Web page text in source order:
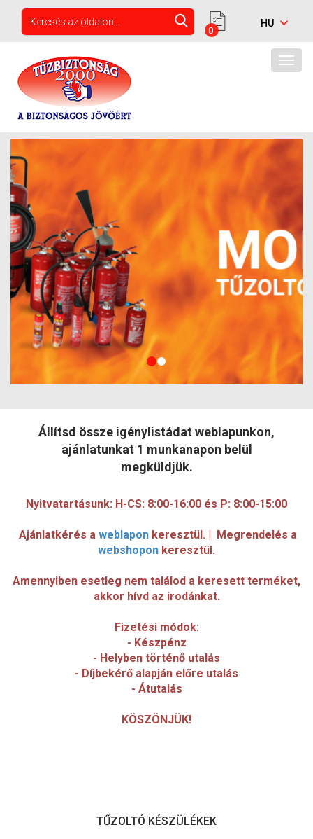
0
Állítsd össze igénylistádat weblapunkon,
ajánlatunkat 1 munkanapon belül
megküldjük.
Nyitvatartásunk: H-CS: 8:00-16:00 és P: 8:00-15:00
Ajánlatkérés a weblapon keresztül. | Megrendelés a
webshopon keresztül.
Amennyiben esetleg nem találod a keresett terméket,
akkor hívd az irodánkat.
Fizetési módok:
- Készpénz
- Helyben történő utalás
- Díjbekérő alapján előre utalás
- Átutalás
KÖSZÖNJÜK!
TŰZOLTÓ KÉSZÜLÉKEK